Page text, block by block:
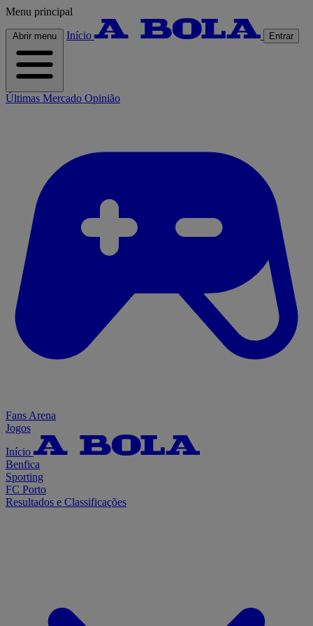
Menu principal
Abrir menu Início Entrar
Últimas Mercado Opinião
Fans Arena
Jogos
Início
Benfica
Sporting
FC Porto
Resultados e Classificações